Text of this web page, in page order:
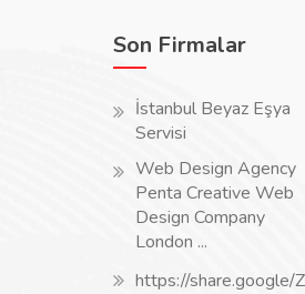
Son Firmalar
İstanbul Beyaz Eşya
Servisi
Web Design Agency
Penta Creative Web
Design Company
London ...
https://share.google/